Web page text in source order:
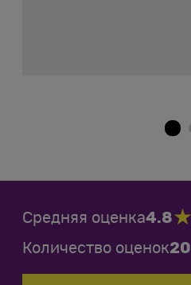
Средняя оценка4.8
Количество оценок20